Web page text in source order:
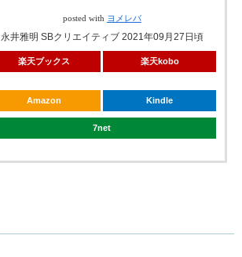
posted with ヨメレバ
永井雅明 SBクリエイティブ 2021年09月27日頃
楽天ブックス 楽天kobo
Amazon Kindle
7net